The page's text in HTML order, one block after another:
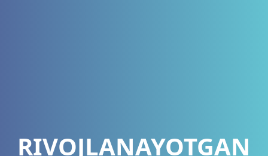
RIVOJLANAYOTGAN